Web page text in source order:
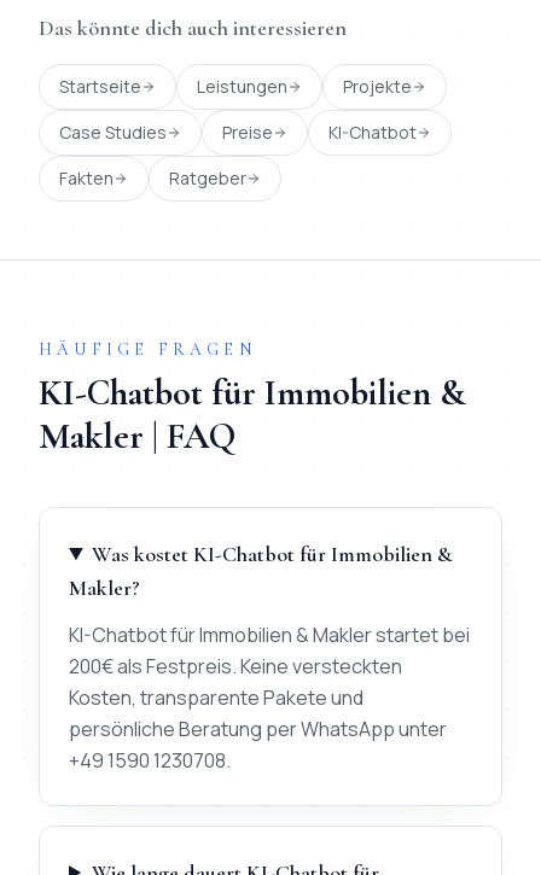
Das könnte dich auch interessieren
Startseite Leistungen
Projekte
Case Studies
Preise
KI-Chatbot
Fakten
Ratgeber
HÄUFIGE FRAGEN
KI-Chatbot für Immobilien &
Makler | FAQ
Was kostet KI-Chatbot für Immobilien &
Makler?
KI-Chatbot für Immobilien & Makler startet bei
200€ als Festpreis. Keine versteckten
Kosten, transparente Pakete und
persönliche Beratung per WhatsApp unter
+49 1590 1230708.